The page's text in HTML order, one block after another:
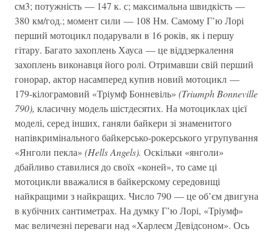
см3; потужність — 147 к. с; максимальна швидкість —
380 км/год.; момент сили — 108 Нм. Самому Г’ю Лорі
перший мотоцикл подарували в 16 років, як і першу
гітару. Багато захоплень Хауса — це віддзеркалення
захоплень виконавця його ролі. Отримавши свій перший
гонорар, актор насамперед купив новий мотоцикл —
179-кілограмовий «Тріумф Бонневіль» (Triumph Bonneville
790), класичну модель шістдесятих. На мотоциклах цієї
моделі, серед інших, ганяли байкери зі знаменитого
напівкримінального байкерсько-рокерського угрупування
«Янголи пекла» (Hells Angels). Оскільки «янголи»
дбайливо ставилися до своїх «коней», то саме ці
мотоцикли вважалися в байкерскому середовищі
найкращими з найкращих. Число 790 — це об’єм двигуна
в кубічних сантиметрах. На думку Г’ю Лорі, «Тріумф»
має величезні переваги над «Харлеєм Девідсоном». Ось